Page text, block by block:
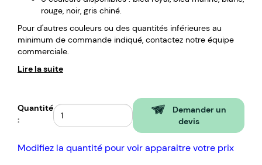
rouge, noir, gris chiné.
Pour d'autres couleurs ou des quantités inférieures au
minimum de commande indiqué, contactez notre équipe
commerciale.
Lire la suite
Quantité
:
Demander un
devis
Modifiez la quantité pour voir apparaitre votre prix